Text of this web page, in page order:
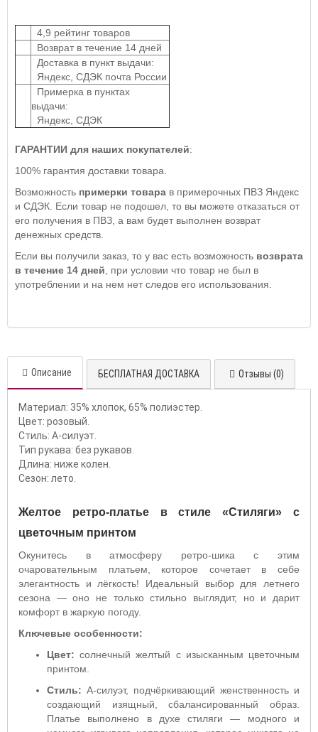
4,9 рейтинг товаров
Возврат в течение 14 дней
Доставка в пункт выдачи:
Яндекс, СДЭК почта России
Примерка в пунктах
выдачи:
Яндекс, СДЭК
ГАРАНТИИ для наших покупателей:
100% гарантия доставки товара.
Возможность примерки товара в примерочных ПВЗ Яндекс
и СДЭК. Если товар не подошел, то вы можете отказаться от
его получения в ПВЗ, а вам будет выполнен возврат
денежных средств.
Если вы получили заказ, то у вас есть возможность возврата
в течение 14 дней , при условии что товар не был в
употреблении и на нем нет следов его использования.
Описание БЕСПЛАТНАЯ ДОСТАВКА Отзывы (0)
Материал: 35% хлопок, 65% полиэстер.
Цвет: розовый.
Стиль: А-силуэт.
Тип рукава: без рукавов.
Длина: ниже колен.
Сезон: лето.
Желтое ретро-платье в стиле «Стиляги» с
цветочным принтом
Окунитесь в атмосферу ретро-шика с этим
очаровательным платьем, которое сочетает в себе
элегантность и лёгкость! Идеальный выбор для летнего
сезона — оно не только стильно выглядит, но и дарит
комфорт в жаркую погоду.
Ключевые особенности:
Цвет: солнечный желтый с изысканным цветочным
принтом.
Стиль: А-силуэт, подчёркивающий женственность и
создающий изящный, сбалансированный образ.
Платье выполнено в духе стиляги — модного и